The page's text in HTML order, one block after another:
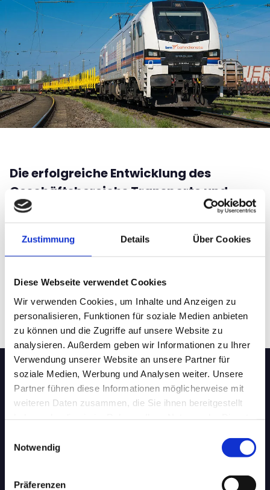
Zustimmung Details Über Cookies
Diese Webseite verwendet Cookies
Wir verwenden Cookies, um Inhalte und Anzeigen zu
personalisieren, Funktionen für soziale Medien anbieten
zu können und die Zugriffe auf unsere Website zu
analysieren. Außerdem geben wir Informationen zu Ihrer
Verwendung unserer Website an unsere Partner für
soziale Medien, Werbung und Analysen weiter. Unsere
Partner führen diese Informationen möglicherweise mit
weiteren Daten zusammen, die Sie ihnen bereitgestellt
Notwendig
Präferenzen
Die erfolgreiche Entwicklung des
Geschäftsbereichs Transporte und
speditionelle Leistungen bei BM
Bahndienste ist das Ergebnis eines
systematischen Aufbaus der
Transportlösungen für unterschiedliche
Zielgruppen.
Wir betreiben Güterverkehr
und vermitteln bundesweit
Transportmöglichkeiten auf